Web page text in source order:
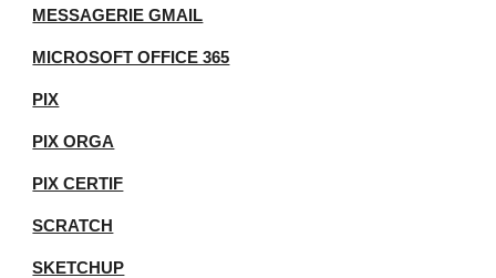
MESSAGERIE GMAIL
MICROSOFT OFFICE 365
PIX
PIX ORGA
PIX CERTIF
SCRATCH
SKETCHUP